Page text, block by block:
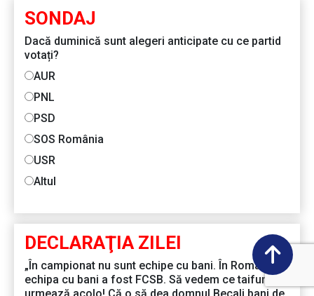
SONDAJ
Dacă duminică sunt alegeri anticipate cu ce partid
votați?
AUR
PNL
PSD
SOS România
USR
Altul
DECLARAŢIA ZILEI
„În campionat nu sunt echipe cu bani. În România
echipa cu bani a fost FCSB. Să vedem ce taifun